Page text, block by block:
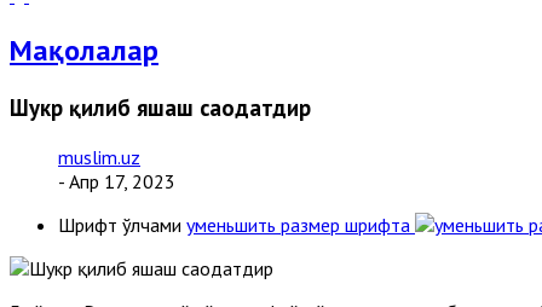
Мақолалар
Шукр қилиб яшаш саодатдир
muslim.uz
- Апр 17, 2023
Шрифт ўлчами уменьшить размер шрифта